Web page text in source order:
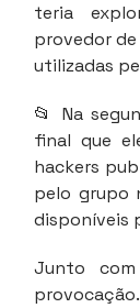
teria
provedor
utilizadas
📂 Na
final que
hackers
pelo grupo
disponíveis
Junto
provocação.